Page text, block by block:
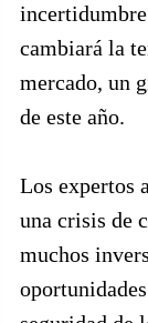
cambiará la
mercado, un
de este año.
Los expertos
una crisis de
muchos